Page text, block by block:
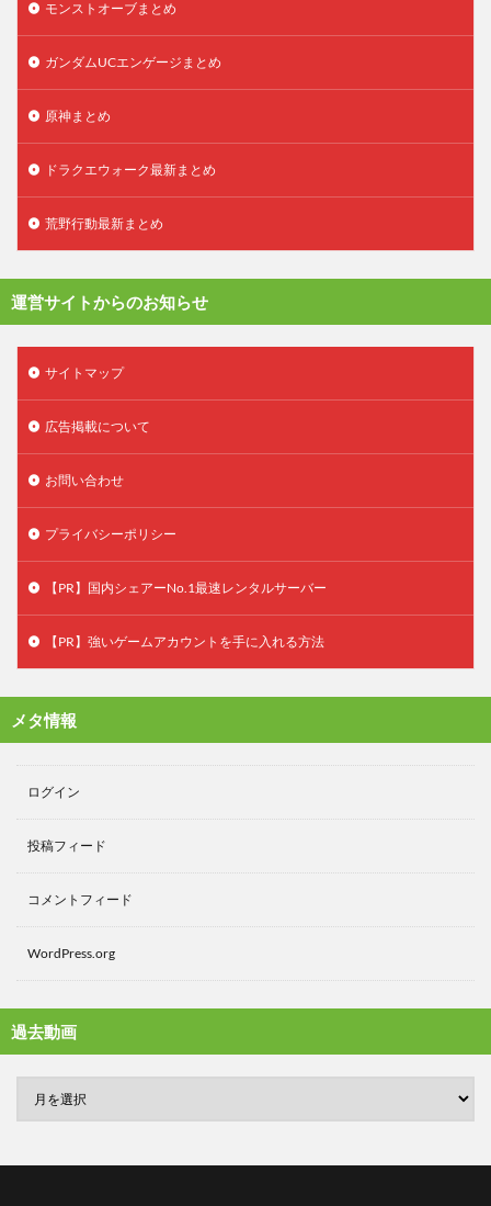
モンストオーブまとめ
ガンダムUCエンゲージまとめ
原神まとめ
ドラクエウォーク最新まとめ
荒野行動最新まとめ
運営サイトからのお知らせ
サイトマップ
広告掲載について
お問い合わせ
プライバシーポリシー
【PR】国内シェアーNo.1最速レンタルサーバー
【PR】強いゲームアカウントを手に入れる方法
メタ情報
ログイン
投稿フィード
コメントフィード
WordPress.org
過去動画